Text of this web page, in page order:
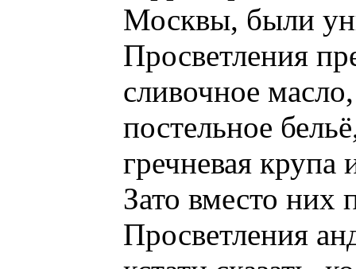
Москвы, были
Просветления
сливочное
постельное
гречневая
Зато вместо них
Просветления